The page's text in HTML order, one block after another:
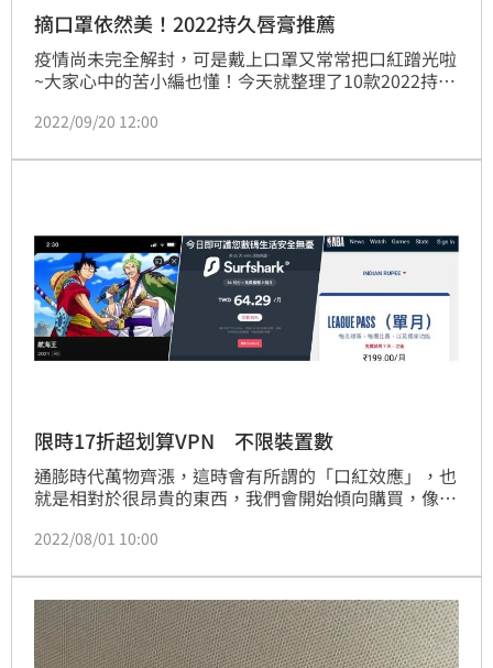
摘口罩依然美！2022持久唇膏推薦
疫情尚未完全解封，可是戴上口罩又常常把口紅蹭光啦
~大家心中的苦小編也懂！今天就整理了10款2022持久
通通有，完全不沾口罩，又能完美持色一整天，讓我們
2022/09/20 12:00
限時17折超划算VPN 不限裝置數
通膨時代萬物齊漲，這時會有所謂的「口紅效應」，也
就是相對於很昂貴的東西，我們會開始傾向購買，像是
能省則省雖是現在的全民共識，但是越困難的時候，我
網購，就可以讓原本就負擔得起的國際名牌，價格會來
得更便宜，更划算喔！現在訂購每個月不到70元，再多
加送2個月。
2022/08/01 10:00